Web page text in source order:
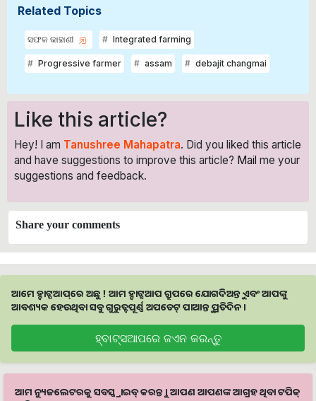
Related Topics
ସଫଳ କାହାଣୀ Integrated farming
Progressive farmer assam debajit changmai
Like this article?
Hey! I am Tanushree Mahapatra. Did you liked this article
and have suggestions to improve this article? Mail me your
suggestions and feedback.
Share your comments
ଆମେ ହ୍ବାଟ୍ସଆପ୍‌ରେ ଅଛୁ ! ଆମ ହ୍ବାଟ୍ସଆପ ଗ୍ରୁପରେ ଯୋଗଦିଅନ୍ତୁ ଏବଂ ଆପଙ୍କୁ
ଆବଶ୍ୟକ ହେଉଥିବା ସବୁ ଗୁରୁତ୍ବପୂର୍ଣ୍ଣ ଅପଡେଟ୍‌ ପାଆନ୍ତୁ ପ୍ରତିଦିନ ।
ହ୍ବାଟ୍ସଆପରେ ଜଏନ କରନ୍ତୁ
ଆମ ନ୍ୟୁଜଲେଟରକୁ ସବସ୍କ୍ରାଇବ୍ କରନ୍ତୁ । ଆପଣ ଆପଣଙ୍କ ଆଗ୍ରହ ଥିବା ଟପିକ୍‌